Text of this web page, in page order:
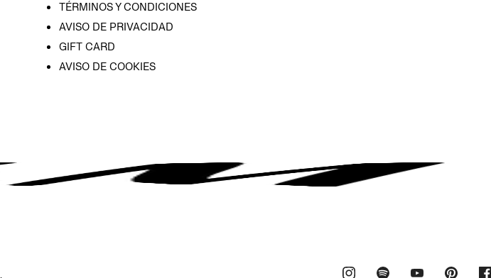
TÉRMINOS Y CONDICIONES
AVISO DE PRIVACIDAD
GIFT CARD
AVISO DE COOKIES